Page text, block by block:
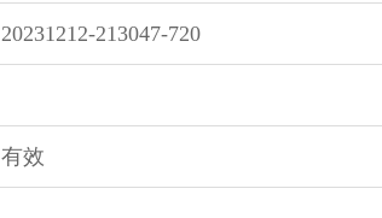
20231212-213047-720
有效